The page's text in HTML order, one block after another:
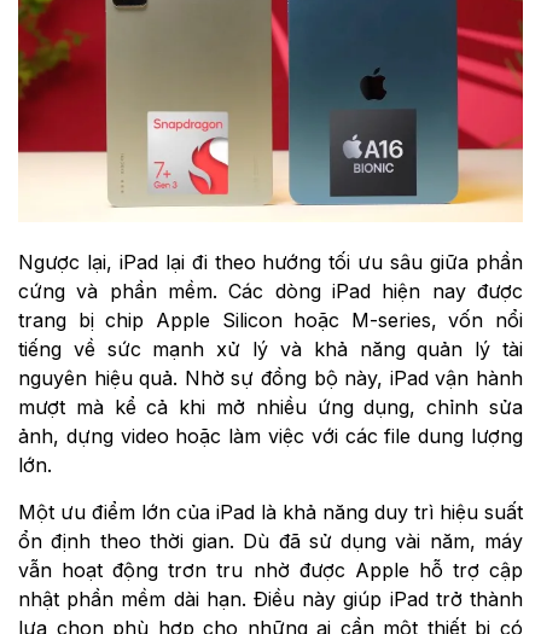
Ngược lại, iPad lại đi theo hướng tối ưu sâu giữa phần
cứng và phần mềm. Các dòng iPad hiện nay được
trang bị chip Apple Silicon hoặc M-series, vốn nổi
tiếng về sức mạnh xử lý và khả năng quản lý tài
nguyên hiệu quả. Nhờ sự đồng bộ này, iPad vận hành
mượt mà kể cả khi mở nhiều ứng dụng, chỉnh sửa
ảnh, dựng video hoặc làm việc với các file dung lượng
lớn.
Một ưu điểm lớn của iPad là khả năng duy trì hiệu suất
ổn định theo thời gian. Dù đã sử dụng vài năm, máy
vẫn hoạt động trơn tru nhờ được Apple hỗ trợ cập
nhật phần mềm dài hạn. Điều này giúp iPad trở thành
lựa chọn phù hợp cho những ai cần một thiết bị có